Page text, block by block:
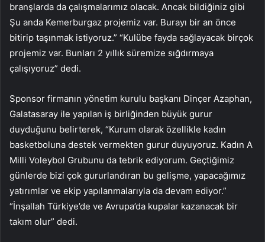
branşlarda da çalışmalarımız olacak. Ancak bildiğiniz gibi
Şu anda Kemerburgaz projemiz var. Burayı bir an önce
bitirip taşınmak istiyoruz.” “Kulübe fayda sağlayacak birçok
projemiz var. Bunları 2 yıllık süremize sığdırmaya
çalışıyoruz” dedi.
Sponsor firmanın yönetim kurulu başkanı Dinçer Azaphan,
Galatasaray ile yapılan iş birliğinden büyük gurur
duyduğunu belirterek, “Kurum olarak özellikle kadın
basketboluna destek vermekten gurur duyuyoruz. Kadın A
Milli Voleybol Grubunu da tebrik ediyorum. Geçtiğimiz
günlerde bizi çok gururlandıran bu gelişme, yapacağımız
yatırımlar ve ekip yapılanmalarıyla da devam ediyor.”
“İnşallah Türkiye’de ve Avrupa’da kupalar kazanacak bir
takım olur” dedi.